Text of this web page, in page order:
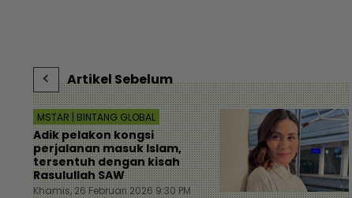
Artikel Sebelum
MSTAR | BINTANG GLOBAL
Adik pelakon kongsi
perjalanan masuk Islam,
tersentuh dengan kisah
Rasulullah SAW
Khamis, 26 Februari 2026 9:30 PM